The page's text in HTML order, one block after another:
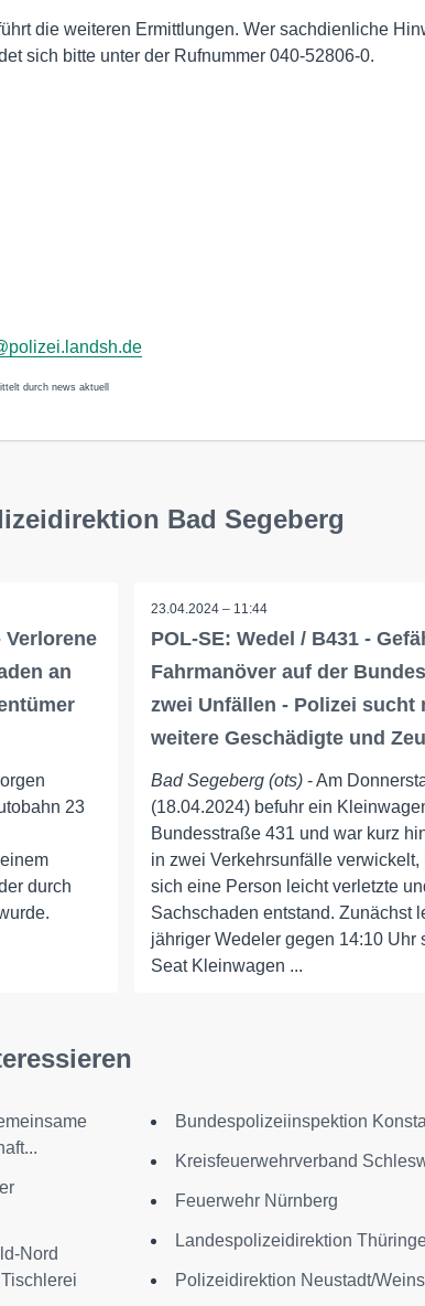
die weiteren Ermittlungen. Wer sachdienliche
sich bitte unter der Rufnummer 040-52806-0.
durch news aktuell
Bad Segeberg
Verlorene
an
23
durch
23.04.2024 – 11:44
POL-SE: Wedel / B431 -
Fahrmanöver auf der
zwei Unfällen - Polizei sucht
weitere Geschädigte und
Bad Segeberg (ots)- Am
(18.04.2024) befuhr ein
Bundesstraße 431 und war kurz
in zwei Verkehrsunfälle verwickelt,
sich eine Person leicht verletzte
Sachschaden entstand. Zunächst
jähriger Wedeler gegen 14:10 Uhr
Seat Kleinwagen ...
Nord
Bundespolizeiinspektion
Kreisfeuerwehrverband
Feuerwehr Nürnberg
Landespolizeidirektion
Polizeidirektion Neustadt/